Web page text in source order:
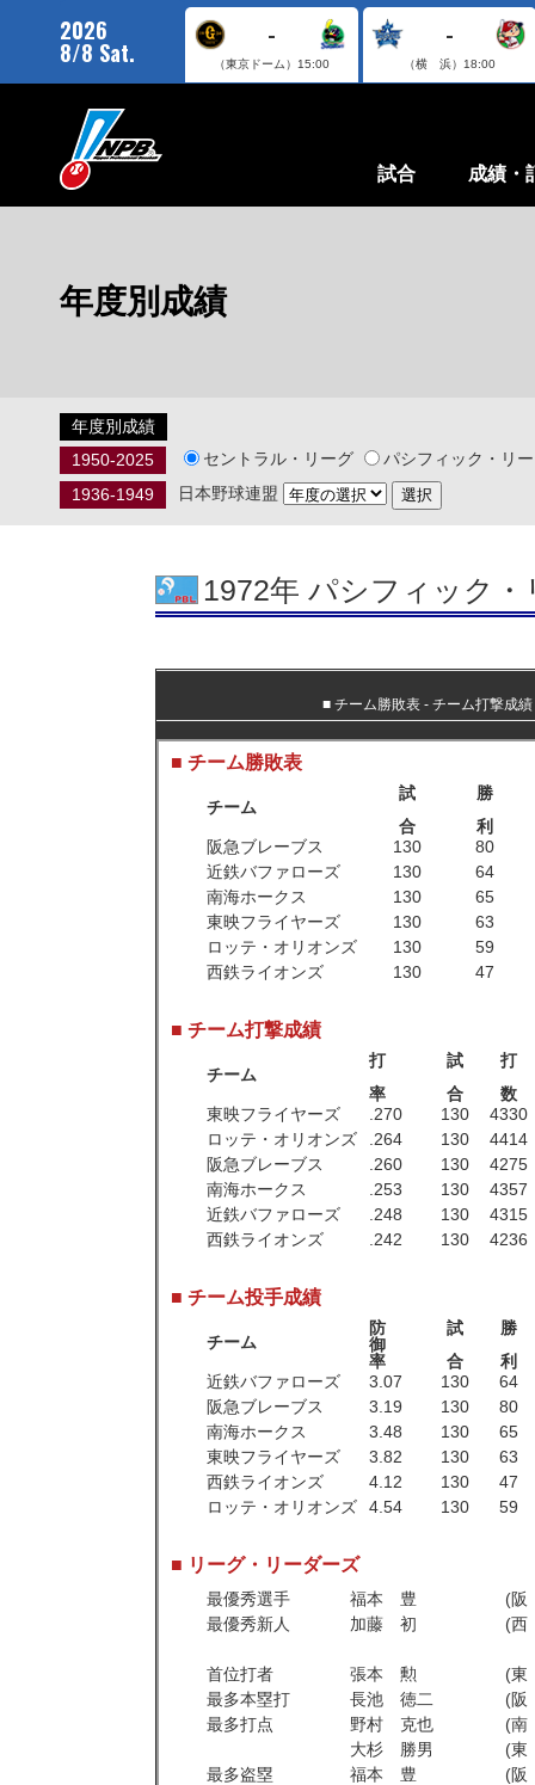
2026
8/8 Sat.
-
（東京ドーム） 15:00
-
（横 浜） 18:00
試合 成績・
年度別成績
年度別成績
1950-2025
セントラル・リーグ
パシフィック・リ
1936-1949
日本野球連盟
1972年 パシフィック・
■ チーム勝敗表 ‐ チーム打撃成績
■ チーム勝敗表
チーム
試
合
勝
利
阪急ブレーブス
130
80
近鉄バファローズ
130
64
南海ホークス
130
65
東映フライヤーズ
130
63
ロッテ・オリオンズ
130
59
西鉄ライオンズ
130 47
■ チーム打撃成績
チーム
打
率
試
合
打
数
東映フライヤーズ
.270 130
4330
ロッテ・オリオンズ
.264 130
4414
阪急ブレーブス
.260 130
4275
南海ホークス
.253 130
4357
近鉄バファローズ
.248 130
4315
西鉄ライオンズ
.242 130 4236
■ チーム投手成績
チーム
防
御
率
試
合
勝
利
近鉄バファローズ
3.07 130
64
阪急ブレーブス
3.19 130
80
南海ホークス
3.48 130
65
東映フライヤーズ
3.82 130
63
西鉄ライオンズ
4.12 130
47
ロッテ・オリオンズ
4.54 130 59
■ リーグ・リーダーズ
最優秀選手 福本 豊
(
最優秀新人
加藤 初 (
首位打者 張本 勲
(
最多本塁打
長池 徳二
(
最多打点
野村 克也
(
大杉 勝男
(
最多盗塁
福本 豊 (